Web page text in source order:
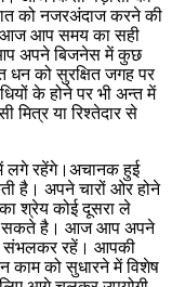
को नजरअंदाज करने की
आज आप समय का सही
अपने बिजनेस में कुछ
को सुरक्षित जगह पर
के होने पर भी अन्त में
मित्र या रिश्तेदार से
लगे रहेंगे।अचानक हुई
है। अपने चारों ओर होने
श्रेय कोई दूसरा ले
सकते है। आज आप अपने
संभलकर रहें। आपकी
काम को सुधारने में विशेष